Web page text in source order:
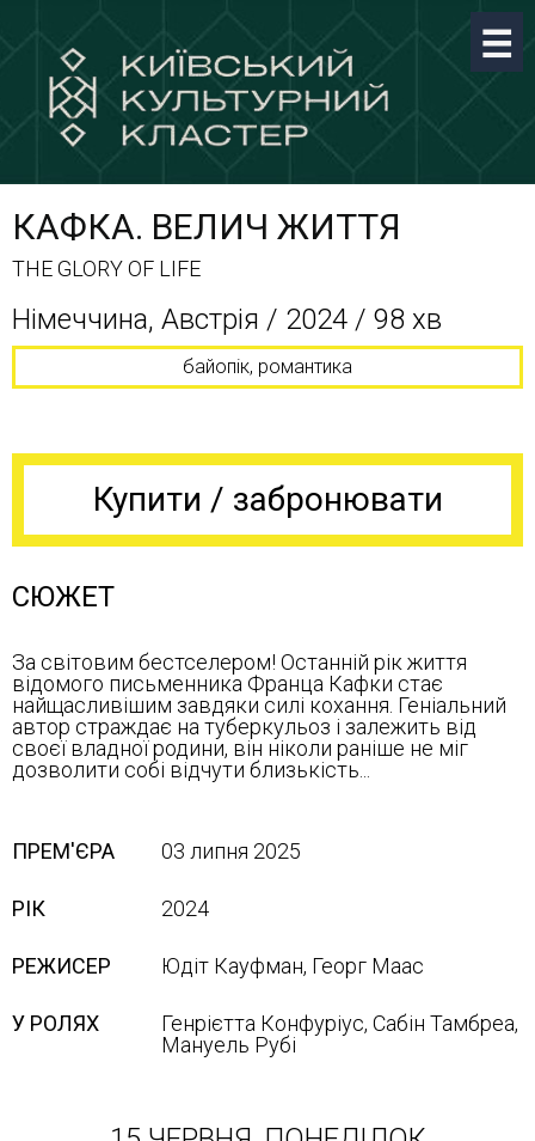
КАФКА. ВЕЛИЧ ЖИТТЯ
THE GLORY OF LIFE
Німеччина, Австрія / 2024 / 98 хв
байопік, романтика
Купити / забронювати
СЮЖЕТ
За світовим бестселером! Останній рік життя
відомого письменника Франца Кафки стає
найщасливішим завдяки силі кохання. Геніальний
автор страждає на туберкульоз і залежить від
своєї владної родини, він ніколи раніше не міг
дозволити собі відчути близькість...
ПРЕМ'ЄРА 03 липня 2025
РІК 2024
РЕЖИСЕР Юдіт Кауфман, Георг Маас
У РОЛЯХ
Генрієтта Конфуріус, Сабін Тамбреа,
Мануель Рубі